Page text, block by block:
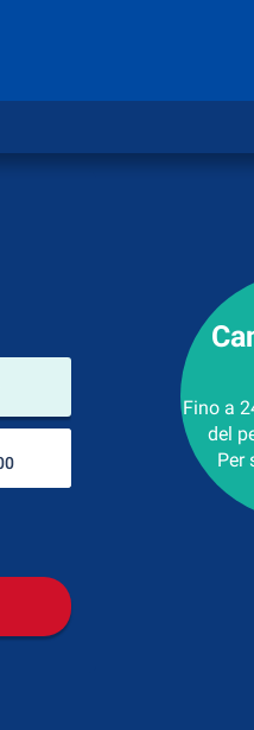
Luogo del noleggio
Luogo di ritorno
Fino a
del
Per